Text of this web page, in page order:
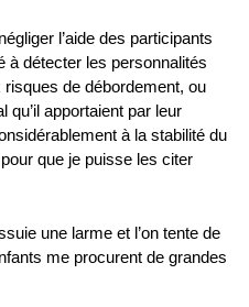
l’aide des participants
à détecter les personnalités
de débordement, ou
apportaient par leur
à la stabilité du
que je puisse les citer
une larme et l’on tente de
me procurent de grandes